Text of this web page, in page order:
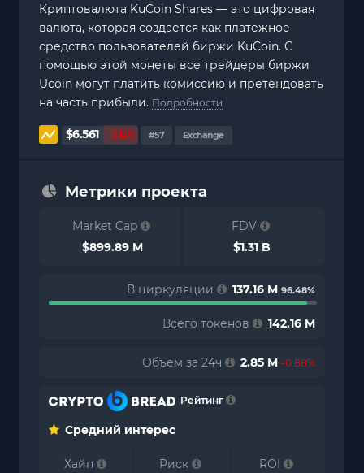
Криптовалюта KuCoin Shares — это цифровая
валюта, которая создается как платежное
средство пользователей биржи KuCoin. С
помощью этой монеты все трейдеры биржи
Ucoin могут платить комиссию и претендовать
на часть прибыли. Подробности
$6.561 -0.14% #57 Exchange
Метрики проекта
Market Cap
$899.89 M
FDV
$1.31 B
В циркуляции 137.16 M 96.48%
Всего токенов 142.16 M
Объем за 24ч 2.85 M -0.88%
Рейтинг
Средний интерес
Хайп
Риск
ROI